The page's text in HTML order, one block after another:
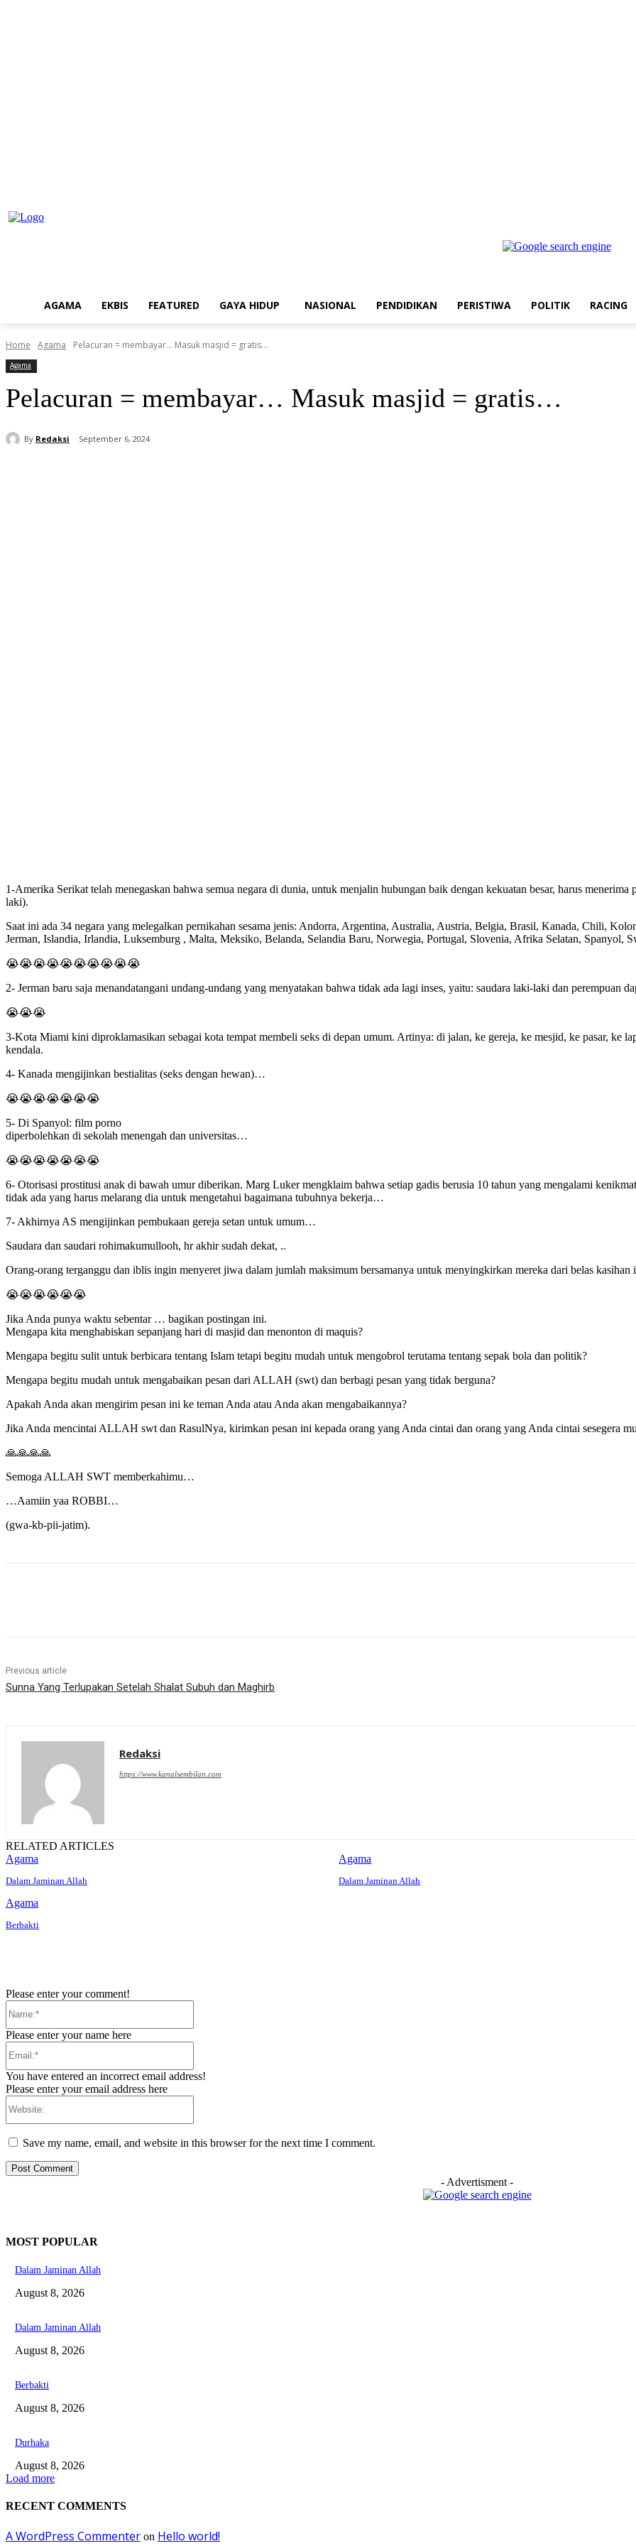
AGAMA EKBIS FEATURED GAYA HIDUP NASIONAL PENDIDIKAN PERISTIWA POLITIK RACING
Home Agama Pelacuran = membayar... Masuk masjid = gratis...
Agama
Pelacuran = membayar… Masuk masjid = gratis…
By Redaksi September 6, 2024
1-Amerika Serikat telah menegaskan bahwa semua negara di dunia, untuk menjalin hubungan baik dengan kekuatan besar, harus
laki).
Saat ini ada 34 negara yang melegalkan pernikahan sesama jenis: Andorra, Argentina, Australia, Austria, Belgia, Brasil, Kanada, Chili,
Jerman, Islandia, Irlandia, Luksemburg , Malta, Meksiko, Belanda, Selandia Baru, Norwegia, Portugal, Slovenia, Afrika Selatan, Spanyol,
😭😭😭😭😭😭😭😭😭😭
2- Jerman baru saja menandatangani undang-undang yang menyatakan bahwa tidak ada lagi inses, yaitu: saudara laki-laki dan perempuan
😭😭😭
3-Kota Miami kini diproklamasikan sebagai kota tempat membeli seks di depan umum. Artinya: di jalan, ke gereja, ke mesjid, ke pasar, ke
kendala.
4- Kanada mengijinkan bestialitas (seks dengan hewan)…
😭😭😭😭😭😭😭
5- Di Spanyol: film porno
diperbolehkan di sekolah menengah dan universitas…
😭😭😭😭😭😭😭
6- Otorisasi prostitusi anak di bawah umur diberikan. Marg Luker mengklaim bahwa setiap gadis berusia 10 tahun yang mengalami
tidak ada yang harus melarang dia untuk mengetahui bagaimana tubuhnya bekerja…
7- Akhirnya AS mengijinkan pembukaan gereja setan untuk umum…
Saudara dan saudari rohimakumullooh, hr akhir sudah dekat, ..
Orang-orang terganggu dan iblis ingin menyeret jiwa dalam jumlah maksimum bersamanya untuk menyingkirkan mereka dari belas
😭😭😭😭😭😭
Jika Anda punya waktu sebentar … bagikan postingan ini.
Mengapa kita menghabiskan sepanjang hari di masjid dan menonton di maquis?
Mengapa begitu sulit untuk berbicara tentang Islam tetapi begitu mudah untuk mengobrol terutama tentang sepak bola dan politik?
Mengapa begitu mudah untuk mengabaikan pesan dari ALLAH (swt) dan berbagi pesan yang tidak berguna?
Apakah Anda akan mengirim pesan ini ke teman Anda atau Anda akan mengabaikannya?
Jika Anda mencintai ALLAH swt dan RasulNya, kirimkan pesan ini kepada orang yang Anda cintai dan orang yang Anda cintai sesegera
🙏🙏🙏🙏
Semoga ALLAH SWT memberkahimu…
…Aamiin yaa ROBBI…
(gwa-kb-pii-jatim).
Previous article
Sunna Yang Terlupakan Setelah Shalat Subuh dan Maghirb
Redaksi
https://www.kanalsembilan.com
RELATED ARTICLES
Agama
Dalam Jaminan Allah
Agama
Dalam Jaminan Allah
Agama
Berbakti
Please enter your comment!
Please enter your name here
You have entered an incorrect email address!
Please enter your email address here
Save my name, email, and website in this browser for the next time I comment.
- Advertisment -
MOST POPULAR
Dalam Jaminan Allah
August 8, 2026
Dalam Jaminan Allah
August 8, 2026
Berbakti
August 8, 2026
Durhaka
August 8, 2026
Load more
RECENT COMMENTS
A WordPress Commenter on Hello world!